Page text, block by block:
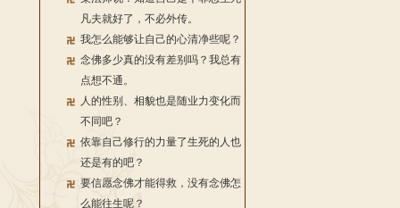
凡夫就好了，不必外传。
我怎么能够让自己的心清净些呢？
念佛多少真的没有差别吗？我总有
点想不通。
人的性别、相貌也是随业力变化而
不同吧？
依靠自己修行的力量了生死的人也
还是有的吧？
要信愿念佛才能得救，没有念佛怎
么能往生呢？